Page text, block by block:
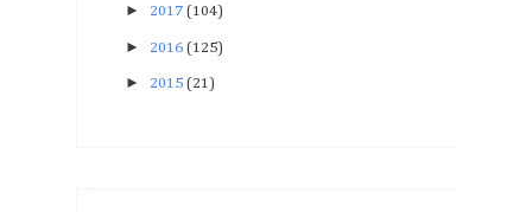
► 2017 (104)
► 2016 (125)
► 2015 (21)